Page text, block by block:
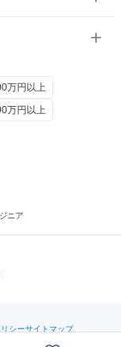
万円以上
万円以上
ニア
シーサイトマップ